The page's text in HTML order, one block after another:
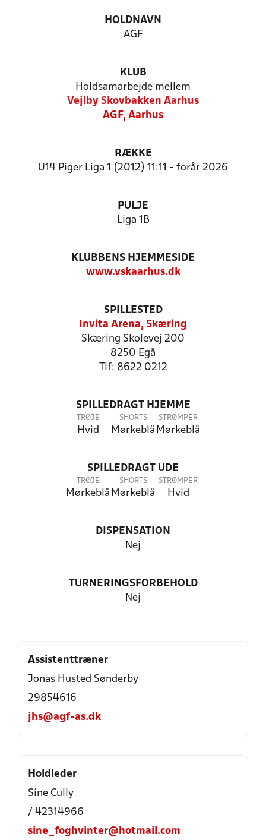
HOLDNAVN
AGF
KLUB
Holdsamarbejde mellem
Vejlby Skovbakken Aarhus
AGF, Aarhus
RÆKKE
U14 Piger Liga 1 (2012) 11:11 - forår 2026
PULJE
Liga 1B
KLUBBENS HJEMMESIDE
www.vskaarhus.dk
SPILLESTED
Invita Arena, Skæring
Skæring Skolevej 200
8250 Egå
Tlf: 8622 0212
SPILLEDRAGT HJEMME
TRØJE
Hvid
SHORTS
Mørkeblå
STRØMPER
Mørkeblå
SPILLEDRAGT UDE
TRØJE
Mørkeblå
SHORTS
Mørkeblå
STRØMPER
Hvid
DISPENSATION
Nej
TURNERINGSFORBEHOLD
Nej
Assistenttræner
Jonas Husted Sønderby
29854616
jhs@agf-as.dk
Holdleder
Sine Cully
/ 42314966
sine_foghvinter@hotmail.com